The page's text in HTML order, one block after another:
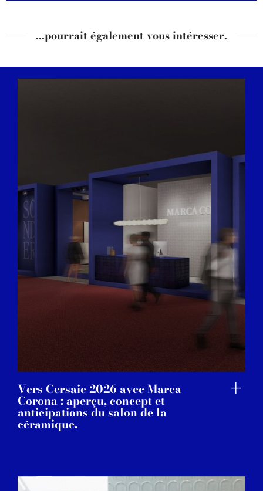
...pourrait également vous intéresser.
Vers Cersaie 2026 avec Marca
Corona : aperçu, concept et
anticipations du salon de la
céramique.